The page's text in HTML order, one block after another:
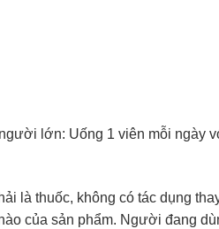
lớn: Uống 1 viên mỗi ngày
là thuốc, không có tác dụng
của sản phẩm. Người đang